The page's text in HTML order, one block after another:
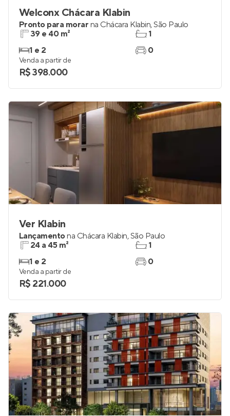
Welconx Chácara Klabin
Pronto para morar na Chácara Klabin,São Paulo
39 e 40 m²
1 e 2
1
0
Venda a partir de
R$ 398.000
Ver Klabin
Lançamentona Chácara Klabin,São Paulo
24 a 45 m²
1 e 2
1
0
Venda a partir de
R$ 221.000